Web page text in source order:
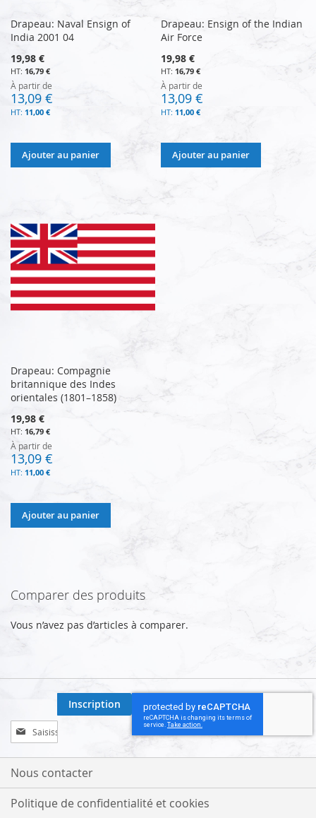
Drapeau: Naval Ensign of
India 2001 04
19,98 €
16,79 €
À partir de
13,09 €
11,00 €
Ajouter au panier
Drapeau: Ensign of the Indian
Air Force
19,98 €
16,79 €
À partir de
13,09 €
11,00 €
Ajouter au panier
Drapeau: Compagnie
britannique des Indes
orientales (1801–1858)
19,98 €
16,79 €
À partir de
13,09 €
11,00 €
Ajouter au panier
Comparer des produits
Vous n’avez pas d’articles à comparer.
Inscription
à
notre
lettre
:
Inscription
Nous contacter
Politique de confidentialité et cookies